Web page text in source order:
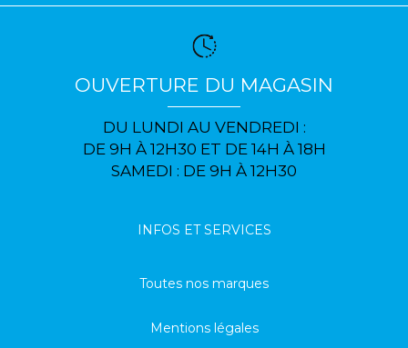
OUVERTURE DU MAGASIN
DU LUNDI AU VENDREDI :
DE 9H À 12H30 ET DE 14H À 18H
SAMEDI : DE 9H À 12H30
INFOS ET SERVICES
Toutes nos marques
Mentions légales